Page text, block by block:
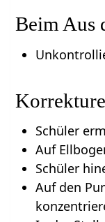
Beim Aus
Schüler
Auf
Schüler
Auf den